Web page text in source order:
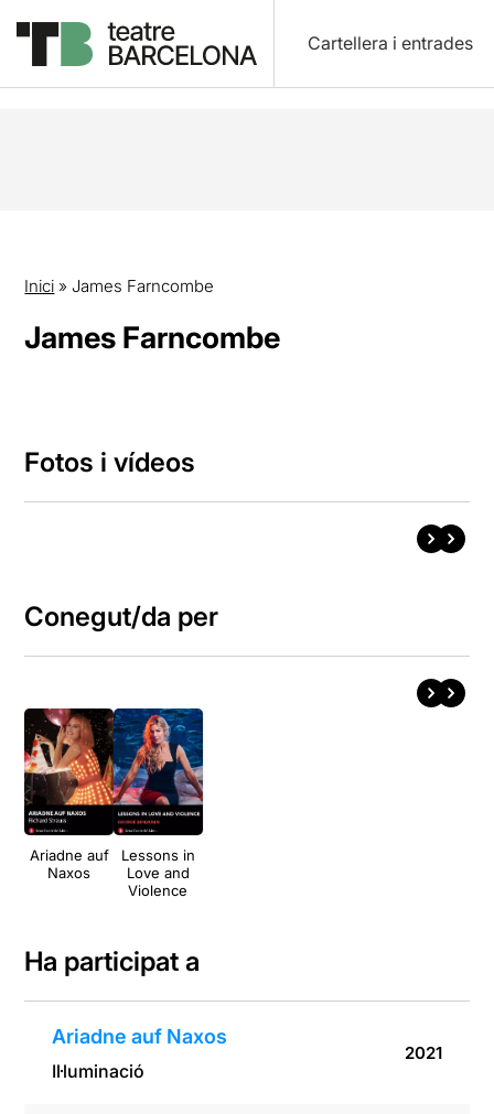
Cartellera i entrades
Inici » James Farncombe
James Farncombe
Fotos i vídeos
Conegut/da per
Ariadne auf
Naxos
Lessons in
Love and
Violence
Ha participat a
Ariadne auf Naxos
Il·luminació
2021